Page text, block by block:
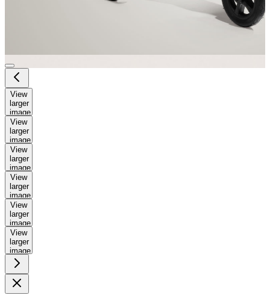
View
larger
image
View
larger
image
View
larger
image
View
larger
image
View
larger
image
View
larger
image